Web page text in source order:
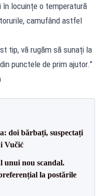
în locuințe o temperatură
camufând astfel
tip, vă rugăm să sunați la
punctele de prim ajutor.”
doi bărbați, suspectați
Vučić
unui nou scandal.
la postările